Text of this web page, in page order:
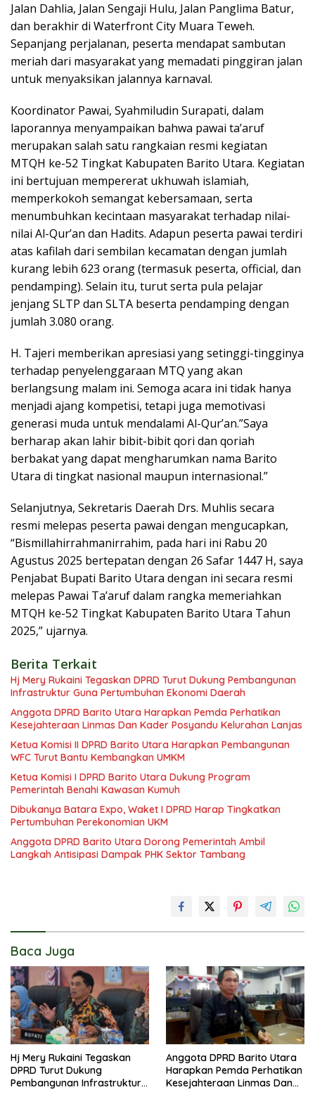
Jalan Dahlia, Jalan Sengaji Hulu, Jalan Panglima Batur,
dan berakhir di Waterfront City Muara Teweh.
Sepanjang perjalanan, peserta mendapat sambutan
meriah dari masyarakat yang memadati pinggiran jalan
untuk menyaksikan jalannya karnaval.
Koordinator Pawai, Syahmiludin Surapati, dalam
laporannya menyampaikan bahwa pawai ta’aruf
merupakan salah satu rangkaian resmi kegiatan
MTQH ke-52 Tingkat Kabupaten Barito Utara. Kegiatan
ini bertujuan mempererat ukhuwah islamiah,
memperkokoh semangat kebersamaan, serta
menumbuhkan kecintaan masyarakat terhadap nilai-
nilai Al-Qur’an dan Hadits. Adapun peserta pawai terdiri
atas kafilah dari sembilan kecamatan dengan jumlah
kurang lebih 623 orang (termasuk peserta, official, dan
pendamping). Selain itu, turut serta pula pelajar
jenjang SLTP dan SLTA beserta pendamping dengan
jumlah 3.080 orang.
H. Tajeri memberikan apresiasi yang setinggi-tingginya
terhadap penyelenggaraan MTQ yang akan
berlangsung malam ini. Semoga acara ini tidak hanya
menjadi ajang kompetisi, tetapi juga memotivasi
generasi muda untuk mendalami Al-Qur’an.”Saya
berharap akan lahir bibit-bibit qori dan qoriah
berbakat yang dapat mengharumkan nama Barito
Utara di tingkat nasional maupun internasional.”
Selanjutnya, Sekretaris Daerah Drs. Muhlis secara
resmi melepas peserta pawai dengan mengucapkan,
“Bismillahirrahmanirrahim, pada hari ini Rabu 20
Agustus 2025 bertepatan dengan 26 Safar 1447 H, saya
Penjabat Bupati Barito Utara dengan ini secara resmi
melepas Pawai Ta’aruf dalam rangka memeriahkan
MTQH ke-52 Tingkat Kabupaten Barito Utara Tahun
2025,” ujarnya.
Berita Terkait
Hj Mery Rukaini Tegaskan DPRD Turut Dukung Pembangunan
Infrastruktur Guna Pertumbuhan Ekonomi Daerah
Anggota DPRD Barito Utara Harapkan Pemda Perhatikan
Kesejahteraan Linmas Dan Kader Posyandu Kelurahan Lanjas
Ketua Komisi II DPRD Barito Utara Harapkan Pembangunan
WFC Turut Bantu Kembangkan UMKM
Ketua Komisi I DPRD Barito Utara Dukung Program
Pemerintah Benahi Kawasan Kumuh
Dibukanya Batara Expo, Waket I DPRD Harap Tingkatkan
Pertumbuhan Perekonomian UKM
Anggota DPRD Barito Utara Dorong Pemerintah Ambil
Langkah Antisipasi Dampak PHK Sektor Tambang
Baca Juga
Hj Mery Rukaini Tegaskan
DPRD Turut Dukung
Pembangunan Infrastruktur
Anggota DPRD Barito Utara
Harapkan Pemda Perhatikan
Kesejahteraan Linmas Dan